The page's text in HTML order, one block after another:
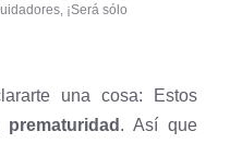
¡Será sólo
una cosa: Estos
. Así que